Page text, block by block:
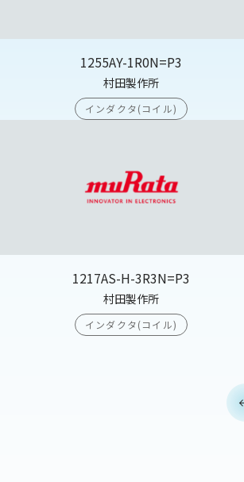
1255AY-1R0N=P3
村田製作所
インダクタ(コイル)
1217AS-H-3R3N=P3
村田製作所
インダクタ(コイル)